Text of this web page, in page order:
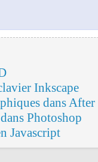
Inkscape
dans After
Photoshop
Javascript